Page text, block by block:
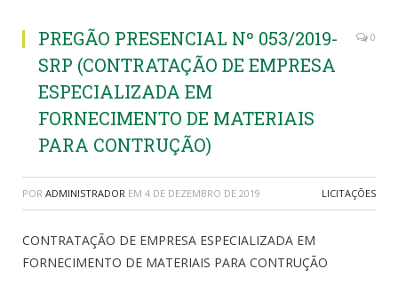
PREGÃO PRESENCIAL Nº 053/2019-
SRP (CONTRATAÇÃO DE EMPRESA
ESPECIALIZADA EM
FORNECIMENTO DE MATERIAIS
PARA CONTRUÇÃO)
0
POR ADMINISTRADOR EM 4 DE DEZEMBRO DE 2019 LICITAÇÕES
CONTRATAÇÃO DE EMPRESA ESPECIALIZADA EM
FORNECIMENTO DE MATERIAIS PARA CONTRUÇÃO